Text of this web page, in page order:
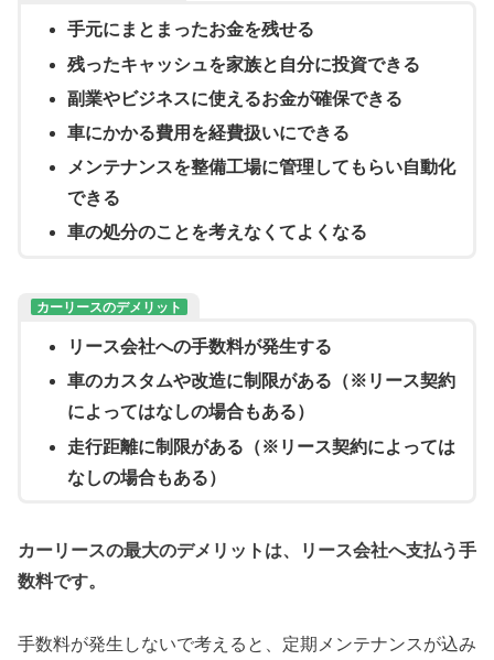
手元にまとまったお金を残せる
残ったキャッシュを家族と自分に投資できる
副業やビジネスに使えるお金が確保できる
車にかかる費用を経費扱いにできる
メンテナンスを整備工場に管理してもらい自動化
できる
車の処分のことを考えなくてよくなる
カーリースのデメリット
リース会社への手数料が発生する
車のカスタムや改造に制限がある（※リース契約
によってはなしの場合もある）
走行距離に制限がある（※リース契約によっては
なしの場合もある）
カーリースの最大のデメリットは、リース会社へ支払う手
数料です。
手数料が発生しないで考えると、定期メンテナンスが込み